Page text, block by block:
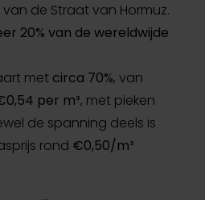
de Straat van Hormuz.
20% van de wereldwijde
met circa 70%, van
per m³, met pieken
de spanning deels is
rond €0,50/m³